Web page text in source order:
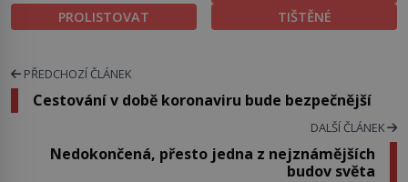
PROLISTOVAT
TIŠTĚNÉ
PŘEDCHOZÍ ČLÁNEK
Cestování v době koronaviru bude bezpečnější
DALŠÍ ČLÁNEK
Nedokončená, přesto jedna z nejznámějších
budov světa